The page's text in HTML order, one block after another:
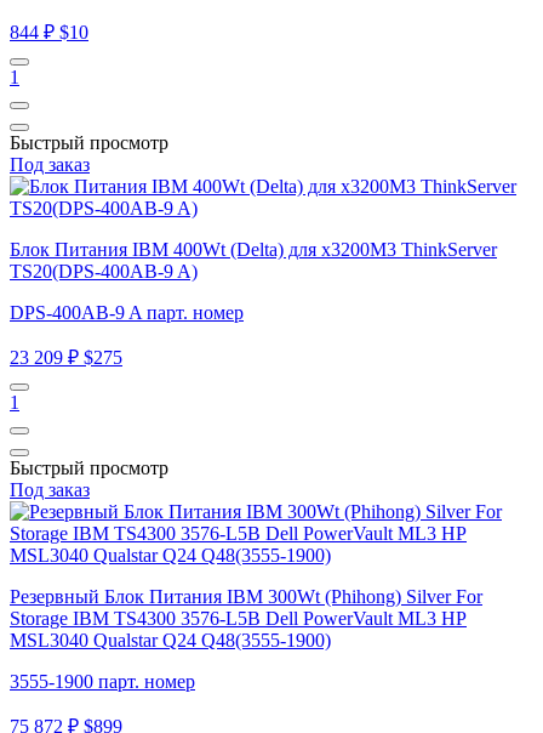
844 ₽ $10
1
Быстрый просмотр
Под заказ
Блок Питания IBM 400Wt (Delta) для x3200M3 ThinkServer
TS20(DPS-400AB-9 A)
DPS-400AB-9 A парт. номер
23 209 ₽ $275
1
Быстрый просмотр
Под заказ
Резервный Блок Питания IBM 300Wt (Phihong) Silver For
Storage IBM TS4300 3576-L5B Dell PowerVault ML3 HP
MSL3040 Qualstar Q24 Q48(3555-1900)
3555-1900 парт. номер
75 872 ₽ $899